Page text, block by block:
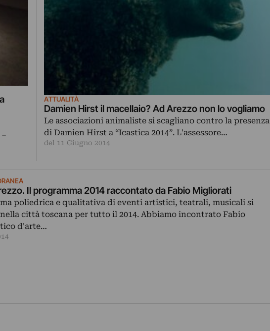
ATTUALITÀ
Damien Hirst il macellaio? Ad Arezzo non lo vogliamo
Le associazioni animaliste si scagliano contro la presenza
di Damien Hirst a “Icastica 2014”. L'assessore…
del 11 Giugno 2014
Il programma 2014 raccontato da Fabio Migliorati
poliedrica e qualitativa di eventi artistici, teatrali, musicali si
città toscana per tutto il 2014. Abbiamo incontrato Fabio
d'arte…